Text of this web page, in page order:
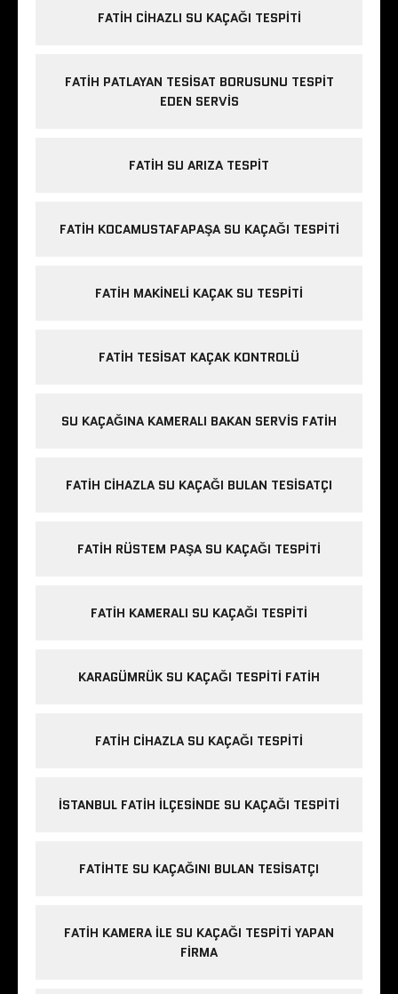
FATIH CIHAZLI SU KAÇAĞI TESPITI
FATIH PATLAYAN TESISAT BORUSUNU TESPIT
EDEN SERVIS
FATIH SU ARIZA TESPIT
FATIH KOCAMUSTAFAPAŞA SU KAÇAĞI TESPITI
FATIH MAKINELI KAÇAK SU TESPITI
FATIH TESISAT KAÇAK KONTROLÜ
SU KAÇAĞINA KAMERALI BAKAN SERVIS FATIH
FATIH CIHAZLA SU KAÇAĞI BULAN TESISATÇI
FATIH RÜSTEM PAŞA SU KAÇAĞI TESPITI
FATIH KAMERALI SU KAÇAĞI TESPITI
KARAGÜMRÜK SU KAÇAĞI TESPITI FATIH
FATIH CIHAZLA SU KAÇAĞI TESPITI
İSTANBUL FATIH ILÇESINDE SU KAÇAĞI TESPITI
FATIHTE SU KAÇAĞINI BULAN TESISATÇI
FATIH KAMERA ILE SU KAÇAĞI TESPITI YAPAN
FIRMA